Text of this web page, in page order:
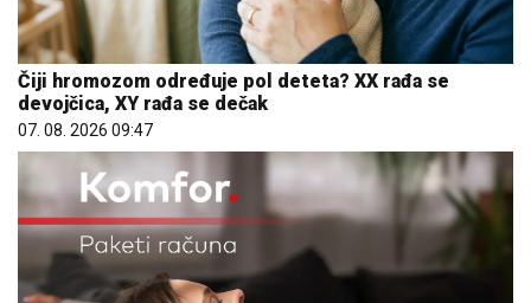
Čiji hromozom određuje pol deteta? XX rađa se
devojčica, XY rađa se dečak
07. 08. 2026 09:47